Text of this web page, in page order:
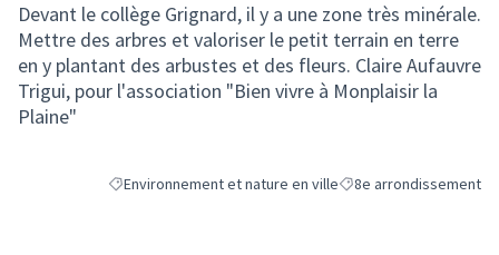
Devant le collège Grignard, il y a une zone très minérale.
Mettre des arbres et valoriser le petit terrain en terre
en y plantant des arbustes et des fleurs. Claire Aufauvre
Trigui, pour l'association "Bien vivre à Monplaisir la
Plaine"
Filtrer les résultats de la catégorie : Environnement et
Environnement et nature en villeFiltrer les résultats
8e arrondissement